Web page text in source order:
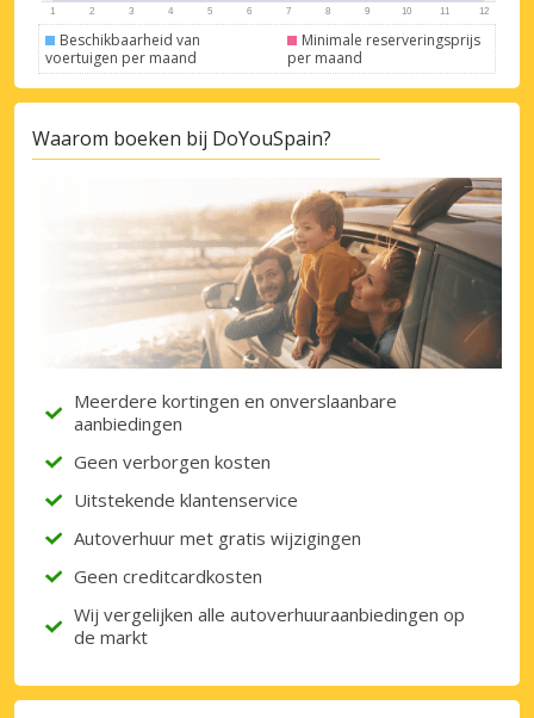
Topbesparingen
Krijg toegang tot exclusieve
Inloggen met eLink
Beschikbaarheid van
voertuigen per maand
Minimale reserveringsprijs
per maand
Waarom boeken bij DoYouSpain?
Meerdere kortingen en onverslaanbare
aanbiedingen
Geen verborgen kosten
Uitstekende klantenservice
Autoverhuur met gratis wijzigingen
Geen creditcardkosten
Wij vergelijken alle autoverhuuraanbiedingen op
de markt